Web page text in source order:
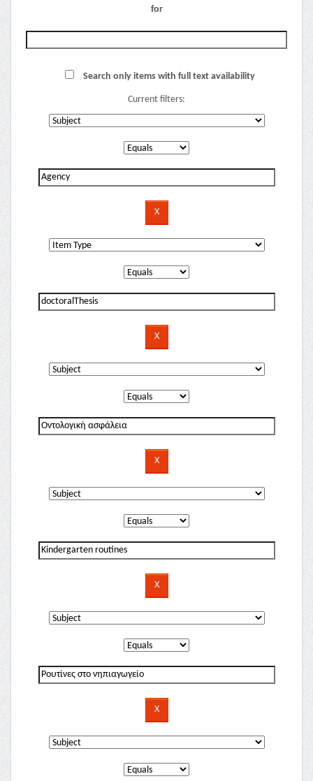
for
Search only items with full text availability
Current filters: